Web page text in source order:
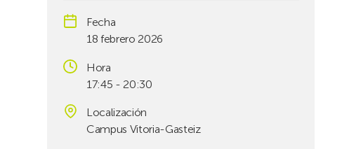
Fecha
18 febrero 2026
Hora
17:45 - 20:30
Localización
Campus Vitoria-Gasteiz